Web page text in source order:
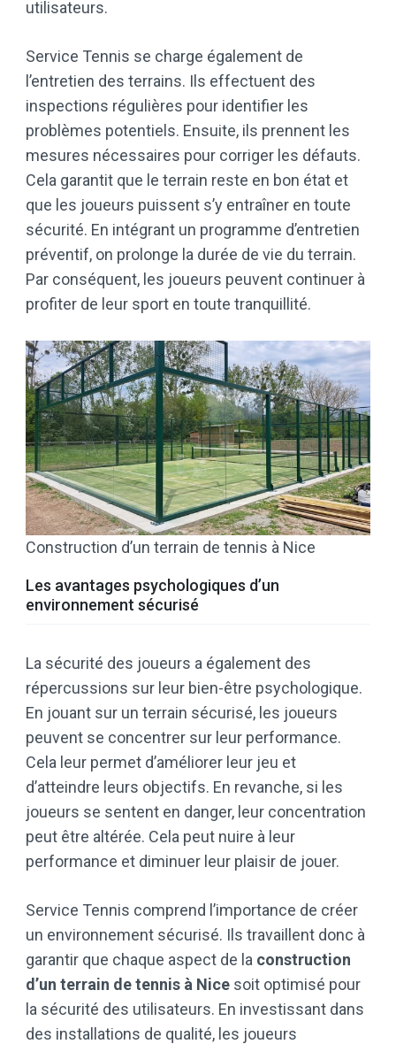
utilisateurs.
Service Tennis se charge également de
l’entretien des terrains. Ils effectuent des
inspections régulières pour identifier les
problèmes potentiels. Ensuite, ils prennent les
mesures nécessaires pour corriger les défauts.
Cela garantit que le terrain reste en bon état et
que les joueurs puissent s’y entraîner en toute
sécurité. En intégrant un programme d’entretien
préventif, on prolonge la durée de vie du terrain.
Par conséquent, les joueurs peuvent continuer à
profiter de leur sport en toute tranquillité.
Construction d’un terrain de tennis à Nice
Les avantages psychologiques d’un
environnement sécurisé
La sécurité des joueurs a également des
répercussions sur leur bien-être psychologique.
En jouant sur un terrain sécurisé, les joueurs
peuvent se concentrer sur leur performance.
Cela leur permet d’améliorer leur jeu et
d’atteindre leurs objectifs. En revanche, si les
joueurs se sentent en danger, leur concentration
peut être altérée. Cela peut nuire à leur
performance et diminuer leur plaisir de jouer.
Service Tennis comprend l’importance de créer
un environnement sécurisé. Ils travaillent donc à
garantir que chaque aspect de la construction
d’un terrain de tennis à Nice soit optimisé pour
la sécurité des utilisateurs. En investissant dans
des installations de qualité, les joueurs